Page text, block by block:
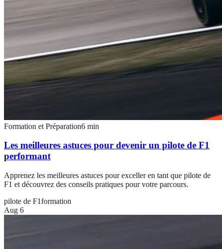
Formation et Préparation6 min
Les meilleures astuces pour devenir un pilote de F1
performant
Apprenez les meilleures astuces pour exceller en tant que pilote de
F1 et découvrez des conseils pratiques pour votre parcours.
pilote de F1formation
Aug 6